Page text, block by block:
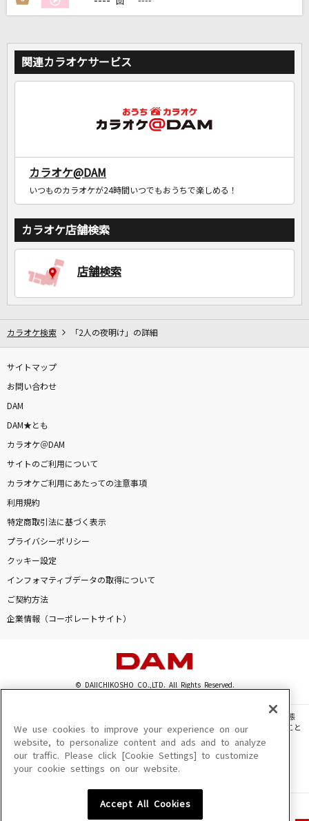
関連カラオケサービス
カラオケ@DAM
いつものカラオケが24時間いつでもおうちで楽しめる！
カラオケ店舗検索
店舗検索
カラオケ検索 「2人の夜明け」の詳細
サイトマップ
お問い合わせ
DAM
DAM★とも
カラオケ＠DAM
サイトのご利用について
カラオケご利用にあたっての注意事項
利用規約
特定商取引法に基づく表示
プライバシーポリシー
クッキー設定
インフォマティブデータの取得について
ご契約方法
企業情報（コーポレートサイト）
© DAIICHIKOSHO CO.,LTD. All Rights Reserved.
このサイトに掲載されている一切の文章・画像・写真・動画・音声等を、手段や形態
を問わず、著作権法の定める範囲を超えて無断で複製、転載、ファイル化などすること
を禁じます。
楽曲及びコンテンツは、機種によりご利用いただけない場合があります。
楽曲及びコンテンツの配信日、配信内容が変更になる場合があります。
We use cookies to improve your experience on our
website, to personalize content and ads and to analyze
our traffic. Please click [Cookie Settings] to customize
your cookie settings on our website.
Accept All Cookies